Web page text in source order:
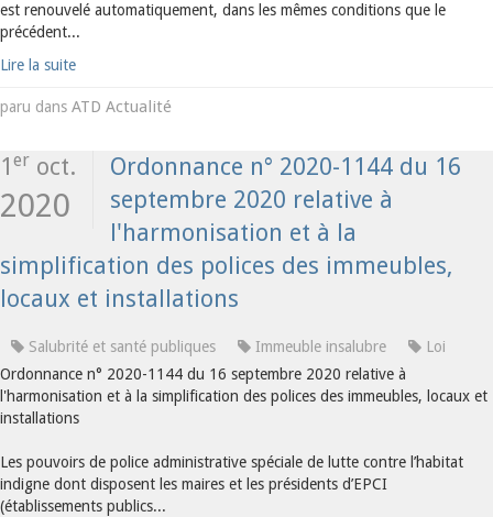
est renouvelé automatiquement, dans les mêmes conditions que le
précédent...
Lire la suite
paru dans ATD Actualité
1 er oct.
2020
Ordonnance n° 2020-1144 du 16
septembre 2020 relative à
l'harmonisation et à la
simplification des polices des immeubles,
locaux et installations
Salubrité et santé publiques Immeuble insalubre
Loi
Ordonnance n° 2020-1144 du 16 septembre 2020 relative à
l'harmonisation et à la simplification des polices des immeubles, locaux et
installations
Les pouvoirs de police administrative spéciale de lutte contre l’habitat
indigne dont disposent les maires et les présidents d’EPCI
(établissements publics...